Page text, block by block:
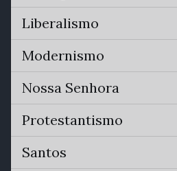
Liberalismo
Modernismo
Nossa Senhora
Protestantismo
Santos